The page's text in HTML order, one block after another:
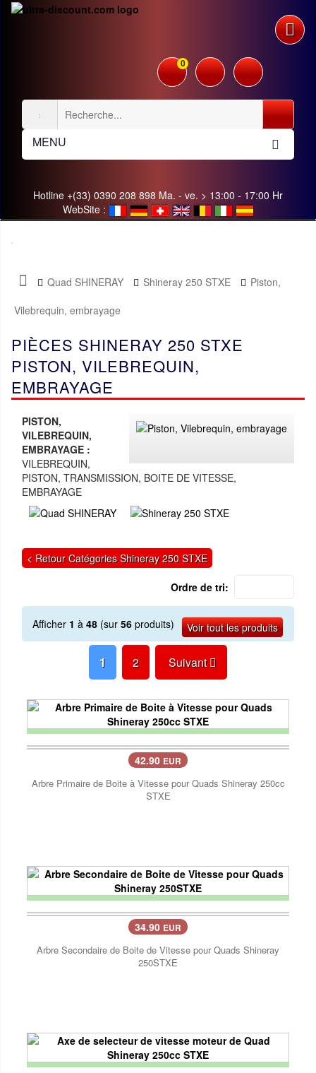
0
MENU
Hotline +(33) 0390 208 898 Ma. - ve. > 13:00 - 17:00 Hr
WebSite :
Quad SHINERAY Shineray 250 STXE
Piston,
Vilebrequin, embrayage
PIÈCES SHINERAY 250 STXE
PISTON, VILEBREQUIN,
EMBRAYAGE
PISTON,
VILEBREQUIN,
EMBRAYAGE :
VILEBREQUIN,
PISTON, TRANSMISSION, BOITE DE VITESSE,
EMBRAYAGE
< Retour Catégories Shineray 250 STXE
Ordre de tri:
Afficher 1 à 48 (sur 56 produits) Voir tout les produits
1 2 Suivant
42.90 EUR
Arbre Primaire de Boite à Vitesse pour Quads Shineray 250cc
STXE
34.90 EUR
Arbre Secondaire de Boite de Vitesse pour Quads Shineray
250STXE